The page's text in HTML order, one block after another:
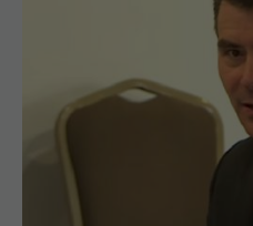
Șeful CNAS, mesaj
sănătate, timpul se